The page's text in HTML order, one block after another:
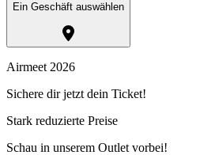
Ein Geschäft auswählen
Airmeet 2026
Sichere dir jetzt dein Ticket!
Stark reduzierte Preise
Schau in unserem Outlet vorbei!